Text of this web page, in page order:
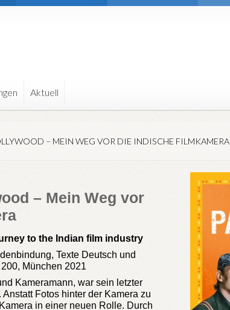
Aktuell
– MEIN WEG VOR DIE INDISCHE FILMKAMERA
– Mein Weg vor
to the Indian film industry
Texte Deutsch und
München 2021
Kameramann, war sein letzter
Fotos hinter der Kamera zu
in einer neuen Rolle. Durch